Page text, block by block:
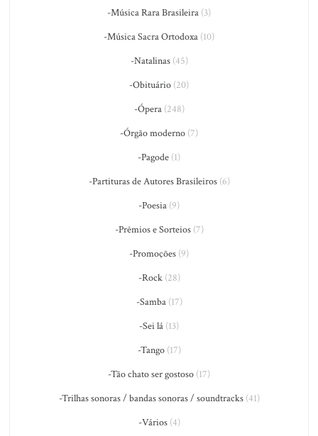
-Música Rara Brasileira (3)
-Música Sacra Ortodoxa (10)
-Natalinas(45)
-Obituário (20)
-Ópera(248)
-Órgão moderno (7)
-Pagode (1)
-Partituras de Autores Brasileiros(6)
-Poesia (9)
-Prêmios e Sorteios(7)
-Promoções (9)
-Rock(28)
-Samba(17)
-Sei lá (13)
-Tango(17)
-Tão chato ser gostoso (17)
-Trilhas sonoras / bandas sonoras / soundtracks(41)
-Vários(4)